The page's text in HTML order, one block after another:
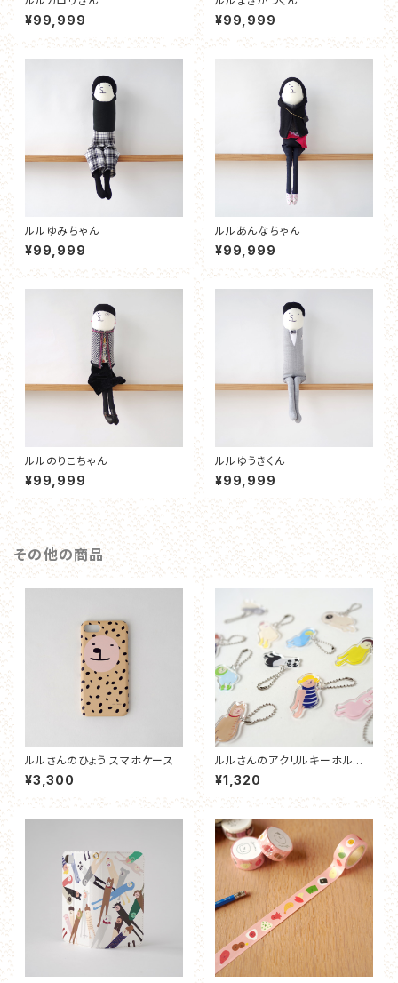
¥99,999 ¥99,999
ルルゆみちゃん
¥99,999
ルルあんなちゃん
¥99,999
ルルのりこちゃん
¥99,999
ルルゆうきくん
¥99,999
その他の商品
ルルさんのひょう スマホケース
¥3,300
ルルさんのアクリルキーホルダ
ー
¥1,320